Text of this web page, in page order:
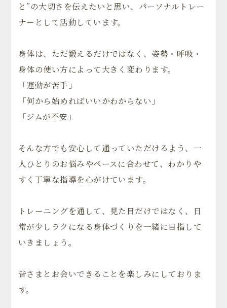
と”の大切さを伝えたいと思い、パーソナルトレー
ナーとして活動しています。
身体は、ただ鍛えるだけではなく、姿勢・呼吸・
身体の使い方によって大きく変わります。
「運動が苦手」
「何から始めればいいかわからない」
「ジムが不安」
そんな方でも安心して通っていただけるよう、一
人ひとりのお悩みやペースに合わせて、わかりや
すく丁寧な指導を心がけています。
トレーニングを通して、見た目だけではなく、日
常が少しラクになる身体づくりを一緒に目指して
いきましょう。
皆さまとお会いできることを楽しみにしておりま
す。